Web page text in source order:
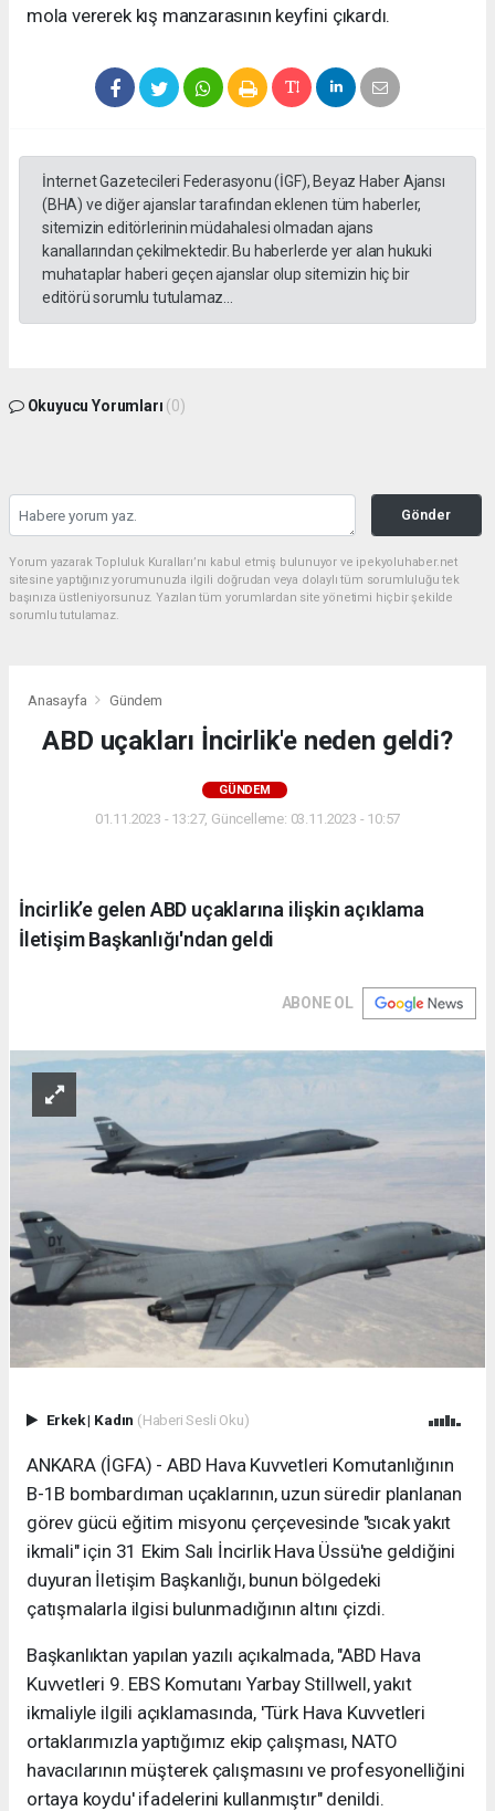
mola vererek kış manzarasının keyfini çıkardı.
İnternet Gazetecileri Federasyonu (İGF), Beyaz Haber Ajansı
(BHA) ve diğer ajanslar tarafından eklenen tüm haberler,
sitemizin editörlerinin müdahalesi olmadan ajans
kanallarından çekilmektedir. Bu haberlerde yer alan hukuki
muhataplar haberi geçen ajanslar olup sitemizin hiç bir
editörü sorumlu tutulamaz...
Okuyucu Yorumları (0)
Gönder
Yorum yazarak Topluluk Kuralları’nı kabul etmiş bulunuyor ve ipekyoluhaber.net
sitesine yaptığınız yorumunuzla ilgili doğrudan veya dolaylı tüm sorumluluğu tek
başınıza üstleniyorsunuz. Yazılan tüm yorumlardan site yönetimi hiçbir şekilde
sorumlu tutulamaz.
Anasayfa Gündem
ABD uçakları İncirlik'e neden geldi?
GÜNDEM
01.11.2023 - 13:27, Güncelleme: 03.11.2023 - 10:57
İncirlik’e gelen ABD uçaklarına ilişkin açıklama
İletişim Başkanlığı'ndan geldi
ABONE OL
Erkek| Kadın (Haberi Sesli Oku)
ANKARA (İGFA) - ABD Hava Kuvvetleri Komutanlığının
B-1B bombardıman uçaklarının, uzun süredir planlanan
görev gücü eğitim misyonu çerçevesinde "sıcak yakıt
ikmali" için 31 Ekim Salı İncirlik Hava Üssü'ne geldiğini
duyuran İletişim Başkanlığı, bunun bölgedeki
çatışmalarla ilgisi bulunmadığının altını çizdi.
Başkanlıktan yapılan yazılı açıkalmada, "ABD Hava
Kuvvetleri 9. EBS Komutanı Yarbay Stillwell, yakıt
ikmaliyle ilgili açıklamasında, 'Türk Hava Kuvvetleri
ortaklarımızla yaptığımız ekip çalışması, NATO
havacılarının müşterek çalışmasını ve profesyonelliğini
ortaya koydu' ifadelerini kullanmıştır" denildi.